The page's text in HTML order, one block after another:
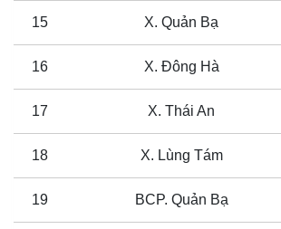
15 X. Quản Bạ
16 X. Đông Hà
17 X. Thái An
18 X. Lùng Tám
19 BCP. Quản Bạ